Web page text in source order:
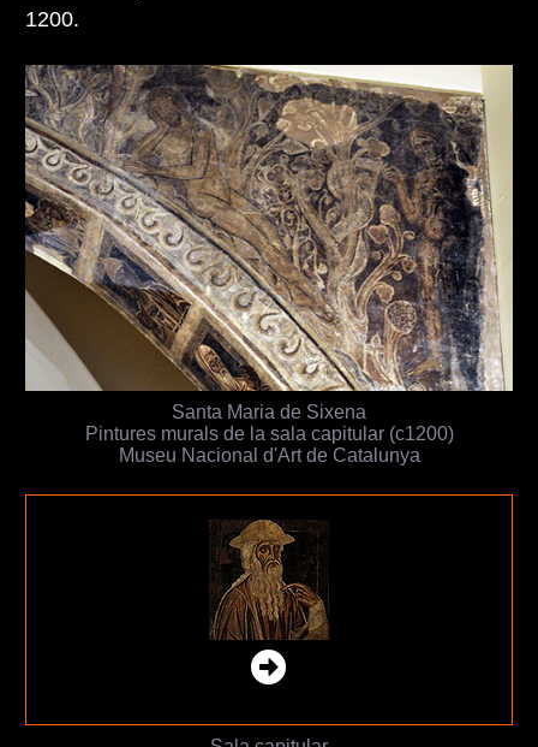
1200.
Santa Maria de Sixena
Pintures murals de la sala capitular (c1200)
Museu Nacional d'Art de Catalunya